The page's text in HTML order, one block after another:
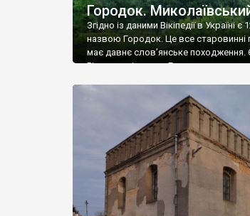
Городок.
Згідно із даними Вікіпедії в Україні є
назвою Городок. Це все старовинні
має давнє слов’янське походження.
Рівненщині – село Городок,
Тоді Городок належав князям
до князів Солтанів, […]